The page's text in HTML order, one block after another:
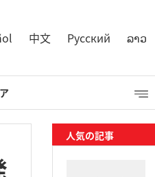
中文 Русский ລາວ
人気の記事